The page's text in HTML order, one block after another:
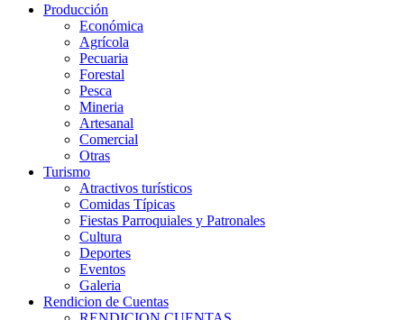
Producción
Económica
Agrícola
Pecuaria
Forestal
Pesca
Mineria
Artesanal
Comercial
Otras
Turismo
Atractivos turísticos
Comidas Típicas
Fiestas Parroquiales y Patronales
Cultura
Deportes
Eventos
Galeria
Rendicion de Cuentas